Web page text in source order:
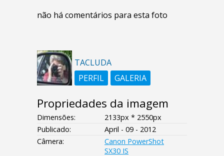
não há comentários para esta foto
TACLUDA
PERFIL
GALERIA
Propriedades da imagem
Dimensões:
2133px * 2550px
Publicado:
April - 09 - 2012
Câmera:
Canon PowerShot
SX30 IS